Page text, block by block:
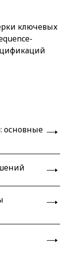
ключевых
основные